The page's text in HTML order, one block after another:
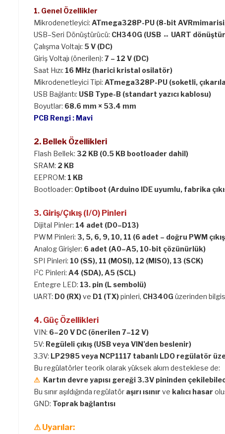
1. Genel Özellikler
Mikrodenetleyici: ATmega328P-PU (8-bit
USB–Seri Dönüştürücü: CH340G (USB ↔ UART
Çalışma Voltajı: 5 V (DC)
Giriş Voltajı (önerilen): 7 – 12 V (DC)
Saat Hızı: 16 MHz (harici kristal osilatör)
Mikrodenetleyici Tipi: ATmega328P-PU (soketli,
USB Bağlantı: USB Type-B (standart yazıcı kablosu)
Boyutlar: 68.6 mm × 53.4 mm
PCB Rengi : Mavi
2. Bellek Özellikleri
Flash Bellek: 32 KB (0.5 KB bootloader dahil)
SRAM: 2 KB
EEPROM: 1 KB
Bootloader: Optiboot (Arduino IDE uyumlu, fabrika
3. Giriş/Çıkış (I/O) Pinleri
Dijital Pinler: 14 adet (D0–D13)
PWM Pinleri: 3, 5, 6, 9, 10, 11 (6 adet – doğru PWM
Analog Girişler: 6 adet (A0–A5, 10-bit çözünürlük)
SPI Pinleri: 10 (SS), 11 (MOSI), 12 (MISO), 13 (SCK)
I²C Pinleri: A4 (SDA), A5 (SCL)
Entegre LED: 13. pin (L sembolü)
UART: D0 (RX)ve D1 (TX)pinleri, CH340G üzerinden
4. Güç Özellikleri
VIN: 6–20 V DC (önerilen 7–12 V)
5V: Regüleli çıkış (USB veya VIN’den beslenir)
3.3V: LP2985 veya NCP1117 tabanlı LDO regülatör
Bu regülatörler teorik olarak yüksek akım desteklese de:
⚠ Kartın devre yapısı gereği 3.3V pininden
Bu sınır aşıldığında regülatör aşırı ısınır ve kalıcı hasar
GND: Toprak bağlantısı
⚠ Uyarılar: